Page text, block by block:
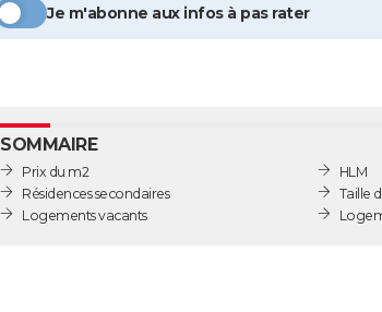
Je m'abonne aux infos à pas rater
SOMMAIRE
Prix du m2
Résidences secondaires
Logements vacants
HLM
Taille